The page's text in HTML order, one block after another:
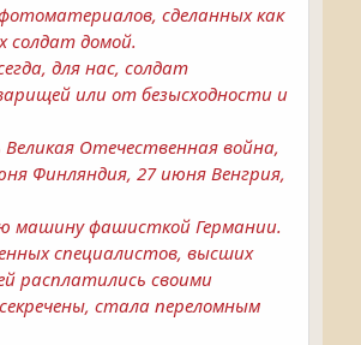
сделанных как
солдат домой.
для нас, солдат
или от безысходности и
Отечественная война,
Финляндия, 27 июня Венгрия,
машину фашисткой Германии.
специалистов, высших
расплатились своими
стала переломным